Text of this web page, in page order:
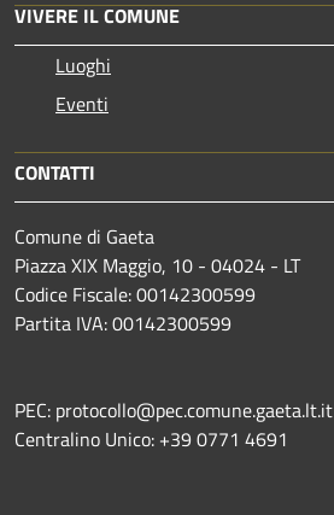
VIVERE IL COMUNE
Luoghi
Eventi
CONTATTI
Comune di Gaeta
Piazza XIX Maggio, 10 - 04024 - LT
Codice Fiscale: 00142300599
Partita IVA: 00142300599
PEC: protocollo@pec.comune.gaeta.lt.it
Centralino Unico: +39 0771 4691